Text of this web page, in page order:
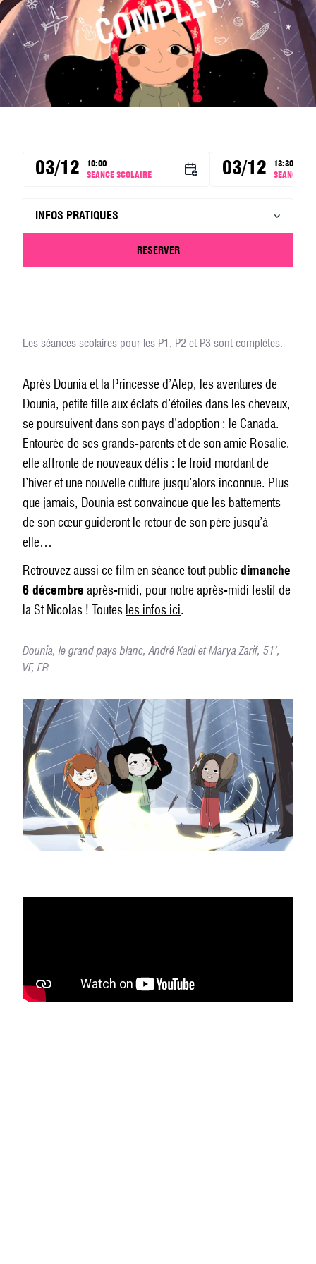
Les séances scolaires pour les P1, P2 et P3 sont complètes.
Après Dounia et la Princesse d’Alep, les aventures de
Dounia, petite fille aux éclats d’étoiles dans les cheveux,
se poursuivent dans son pays d’adoption : le Canada.
Entourée de ses grands-parents et de son amie Rosalie,
elle affronte de nouveaux défis : le froid mordant de
l’hiver et une nouvelle culture jusqu’alors inconnue. Plus
que jamais, Dounia est convaincue que les battements
de son cœur guideront le retour de son père jusqu’à
elle…
Retrouvez aussi ce film en séance tout publicdimanche
6 décembre après-midi, pour notre après-midi festif de
la St Nicolas ! Toutes les infos ici.
Dounia, le grand pays blanc, André Kadi et Marya Zarif, 51’,
VF, FR
03/12
10:00
SEANCE SCOLAIRE
03/12
13:30
SEANCE
INFOS PRATIQUES
RESERVER